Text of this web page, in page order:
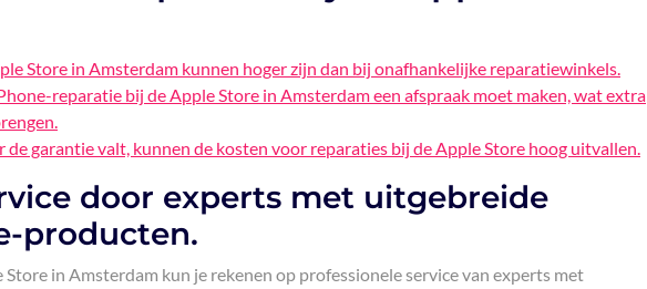
Store in Amsterdam kunnen hoger zijn dan bij onafhankelijke reparatiewinkels.
reparatie bij de Apple Store in Amsterdam een afspraak moet maken, wat extra
de garantie valt, kunnen de kosten voor reparaties bij de Apple Store hoog uitvallen.
door experts met uitgebreide
producten.
in Amsterdam kun je rekenen op professionele service van experts met